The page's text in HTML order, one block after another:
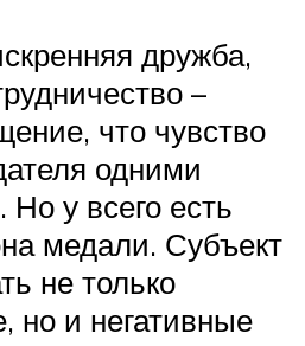
дружба,
–
что чувство
одними
у всего есть
медали. Субъект
не только
но и негативные